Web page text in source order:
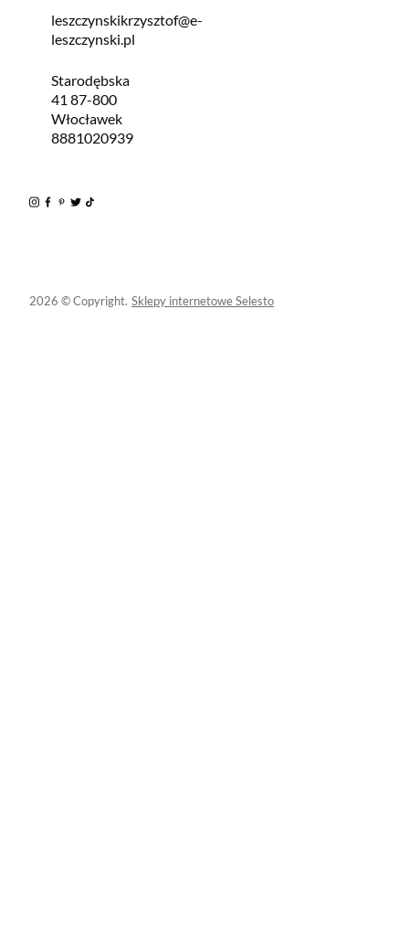
leszczynskikrzysztof@e-
leszczynski.pl
Starodębska
41 87-800
Włocławek
8881020939
2026 © Copyright. Sklepy internetowe Selesto